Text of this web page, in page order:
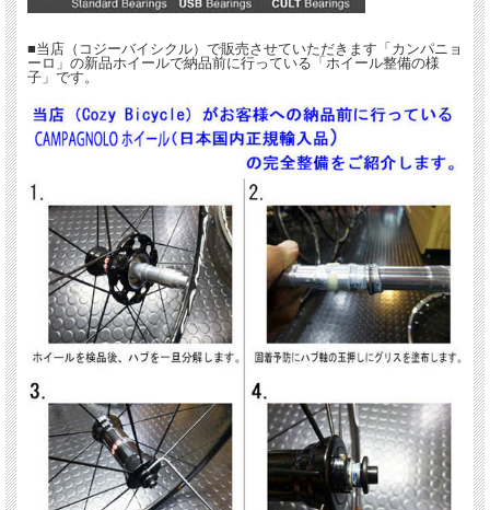
■当店（コジーバイシクル）で販売させていただきます「カンパニョ
ーロ」の新品ホイールで納品前に行っている「ホイール整備の様
子」です。